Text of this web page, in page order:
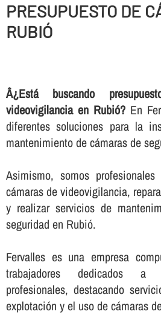
PRESUPUESTO DE
RUBIÓ
Â¿Está buscando
videovigilancia en Rubió?En
diferentes soluciones para la
mantenimiento de cámaras de
Asimismo, somos
cámaras de videovigilancia,
y realizar servicios de
seguridad en Rubió.
Fervalles es una empresa
trabajadores dedicados a
profesionales, destacando
explotación y el uso de cámaras